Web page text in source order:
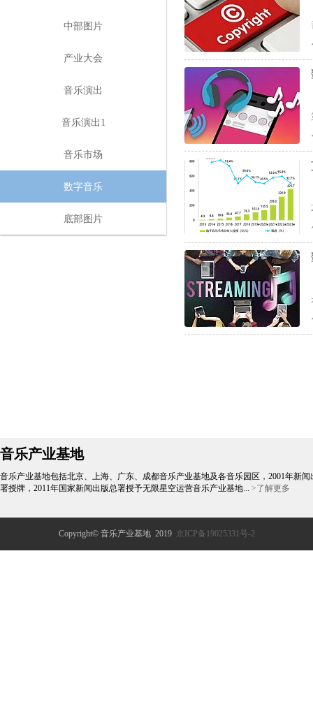
中部图片
产业大会
音乐演出
音乐演出1
音乐市场
数字音乐
底部图片
音乐产业基地
音乐产业基地包括北京、上海、广东、成都音乐产业基地及各音乐园区，2001年新闻
署授牌，2011年国家新闻出版总署授予无限星空运营音乐产业基地... >了解更多
Copyright© 音乐产业基地 2019 京ICP备19025331号-2